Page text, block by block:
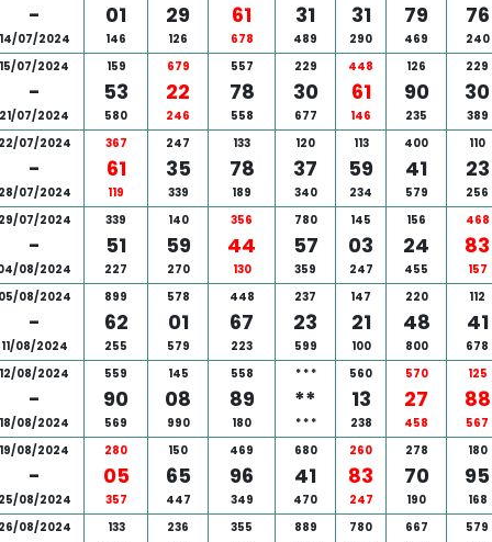
-
07/2024
01
146
29
126
61
678
31
489
31
290
79
469
76
240
15/07/2024
-
21/07/2024
159
53
580
679
22
246
557
78
558
229
30
677
448
61
146
126
90
235
229
30
389
07/2024
-
07/2024
367
61
119
247
35
339
133
78
189
120
37
340
113
59
234
400
41
579
110
23
256
07/2024
-
08/2024
339
51
227
140
59
270
356
44
130
780
57
359
145
03
247
156
24
455
468
83
157
08/2024
-
11/08/2024
899
62
255
578
01
579
448
67
223
237
23
599
147
21
100
220
48
800
112
41
678
12/08/2024
-
18/08/2024
559
90
569
145
08
990
558
89
180
* * *
**
* * *
560
13
238
570
27
458
125
88
567
19/08/2024
-
08/2024
280
05
357
150
65
447
469
96
349
680
41
470
260
83
247
278
70
190
180
95
168
08/2024
133 236 355 889 780 667 579